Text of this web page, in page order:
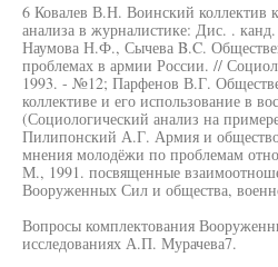
6 Ковалев В.Н. Воинский коллектив
анализа в журналистике: Дис. .
Наумова Н.Ф., Сычева B.C.
проблемах в армии России. //
1993. - №12; Парфенов В.Г.
коллективе и его использование в
(Социологический анализ на
Пилипонский А.Г. Армия и
мнения молодёжи по проблемам
М., 1991. посвященные
Вооруженных Сил и общества,
Вопросы комплектования
исследованиях А.П. Мурачева7.